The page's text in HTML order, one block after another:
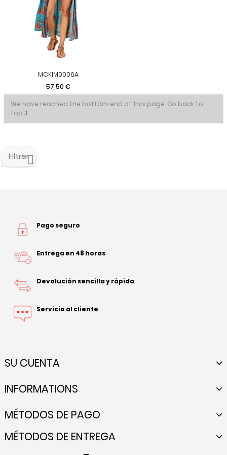
MCKIM0006A
Precio
57,50 €
We have reached the bottom end of this page. Go back to
top
Filtrer
Pago seguro
Entrega en 48 horas
Devolución sencilla y rápida
Servicio al cliente
SU CUENTA
INFORMATIONS
MÉTODOS DE PAGO
MÉTODOS DE ENTREGA